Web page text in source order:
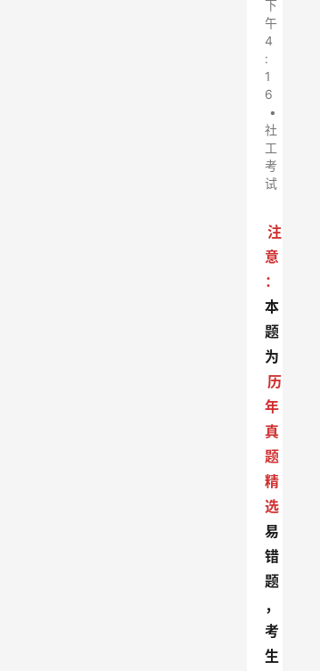
下
午
4
:
1
6
•
社
工
考
试
注
意
：
本
题
为
历
年
真
题
精
选
易
错
题
，
考
生